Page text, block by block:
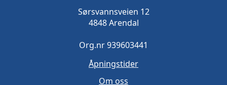
Sørsvannsveien 12
4848 Arendal
Org.nr 939603441
Åpningstider
Om oss